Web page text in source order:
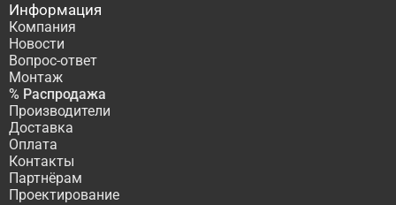
Информация
Компания
Новости
Вопрос-ответ
Монтаж
% Распродажа
Производители
Доставка
Оплата
Контакты
Партнёрам
Проектирование